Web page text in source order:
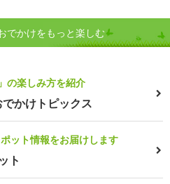
でかけをもっと楽しむ
の楽しみ方を紹介
かけトピックス
ット情報をお届けします
ト